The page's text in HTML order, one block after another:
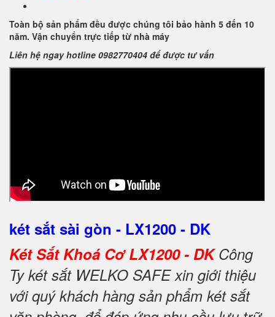
Toàn bộ sản phẩm đều được chúng tôi bảo hành 5 đến 10
năm. Vận chuyển trực tiếp từ nhà máy
Liên hệ ngay hotline 0982770404 để được tư vấn
két sắt sài gòn - LX1200 - DK
Két Sắt Khoá Cơ LX1200 - DKCông
Ty két sắt WELKO SAFE xin giới thiệu
với quý khách hàng sản phẩm két sắt